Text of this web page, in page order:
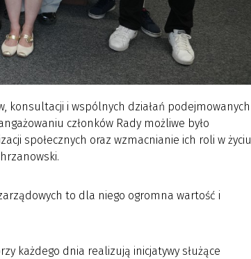
konsultacji i wspólnych działań podejmowanych
członków Rady możliwe było
społecznych oraz wzmacnianie ich roli w życiu
to dla niego ogromna wartość i
każdego dnia realizują inicjatywy służące